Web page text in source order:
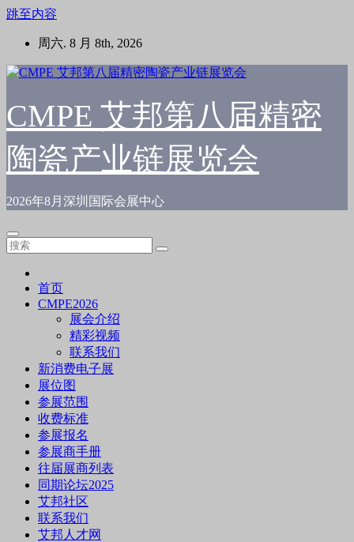
跳至内容
周六. 8 月 8th, 2026
CMPE 艾邦第八届精密
陶瓷产业链展览会
2026年8月深圳国际会展中心
首页
CMPE2026
展会介绍
精彩视频
联系我们
新消费电子展
展位图
参展范围
收费标准
参展报名
参展商手册
往届展商列表
同期论坛2025
艾邦社区
联系我们
艾邦人才网